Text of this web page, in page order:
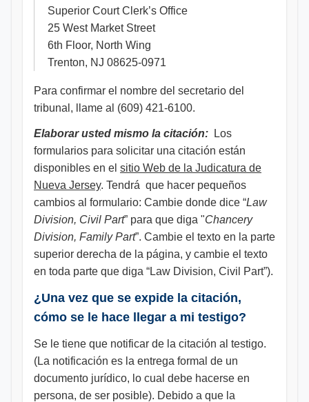
Superior Court Clerk’s Office
25 West Market Street
6th Floor, North Wing
Trenton, NJ 08625-0971
Para confirmar el nombre del secretario del
tribunal, llame al (609) 421-6100.
Elaborar usted mismo la citación:
Los
formularios para solicitar una citación están
disponibles en el sitio Web de la Judicatura de
Nueva Jersey. Tendrá que hacer pequeños
cambios al formulario: Cambie donde dice “Law
Division, Civil Part” para que diga "Chancery
Division, Family Part”. Cambie el texto en la parte
superior derecha de la página, y cambie el texto
en toda parte que diga “Law Division, Civil Part”).
¿Una vez que se expide la citación,
cómo se le hace llegar a mi testigo?
Se le tiene que notificar de la citación al testigo.
(La notificación es la entrega formal de un
documento jurídico, lo cual debe hacerse en
persona, de ser posible). Debido a que la